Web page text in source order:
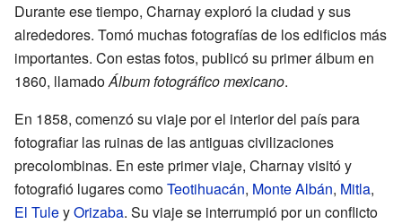
Durante ese tiempo, Charnay exploró la ciudad y sus
alrededores. Tomó muchas fotografías de los edificios más
importantes. Con estas fotos, publicó su primer álbum en
1860, llamadoÁlbum fotográfico mexicano.
En 1858, comenzó su viaje por el interior del país para
fotografiar las ruinas de las antiguas civilizaciones
precolombinas. En este primer viaje, Charnay visitó y
fotografió lugares comoTeotihuacán, Monte Albán, Mitla,
El TuleyOrizaba. Su viaje se interrumpió por un conflicto